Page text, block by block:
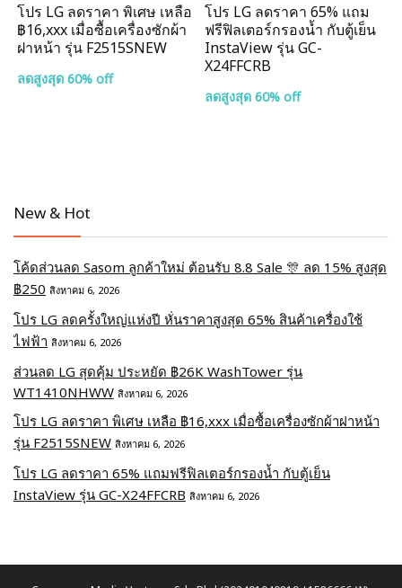
โปร LG ลดราคา พิเศษ เหลือ
฿16,xxx เมื่อซื้อเครื่องซักผ้า
ฝาหน้า รุ่น F2515SNEW
ลดสูงสุด 60% off
โปร LG ลดราคา 65% แถม
ฟรีฟิลเตอร์กรองน้ำ กับตู้เย็น
InstaView รุ่น GC-
X24FFCRB
ลดสูงสุด 60% off
New & Hot
โค้ดส่วนลด Sasom ลูกค้าใหม่ ต้อนรับ 8.8 Sale 🎊 ลด 15% สูงสุด
฿250 สิงหาคม 6, 2026
โปร LG ลดครั้งใหญ่แห่งปี หั่นราคาสูงสุด 65% สินค้าเครื่องใช้
ไฟฟ้า สิงหาคม 6, 2026
ส่วนลด LG สุดคุ้ม ประหยัด ฿26K WashTower รุ่น
WT1410NHWW สิงหาคม 6, 2026
โปร LG ลดราคา พิเศษ เหลือ ฿16,xxx เมื่อซื้อเครื่องซักผ้าฝาหน้า
รุ่น F2515SNEW สิงหาคม 6, 2026
โปร LG ลดราคา 65% แถมฟรีฟิลเตอร์กรองน้ำ กับตู้เย็น
InstaView รุ่น GC-X24FFCRB สิงหาคม 6, 2026